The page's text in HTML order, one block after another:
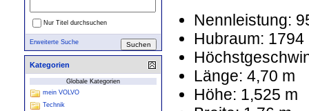
Nennleistung:
Hubraum: 1794
Länge: 4,70 m
Höhe: 1,525 m
Nur Titel durchsuchen
Erweiterte Suche
Kategorien
Globale Kategorien
mein VOLVO
Technik